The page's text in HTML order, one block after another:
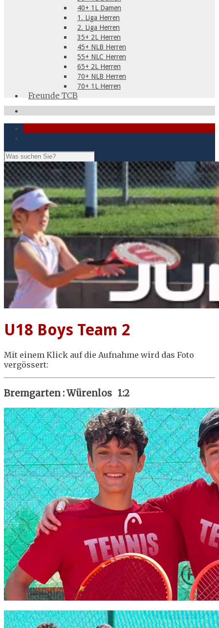
40+ 1L Damen
1. Liga Herren
2. Liga Herren
35+ 2L Herren
45+ NLB Herren
55+ NLC Herren
65+ 2L Herren
70+ NLB Herren
70+ 1L Herren
Freunde TCB
U18 Boys Team 2
Mit einem Klick auf die Aufnahme wird das Foto
vergössert:
Bremgarten : Würenlos 1:2